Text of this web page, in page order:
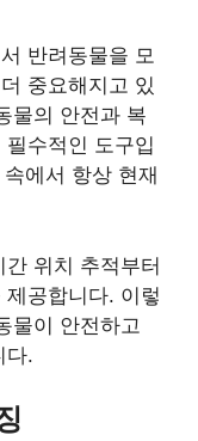
반려동물을 모
중요해지고 있
물의 안전과 복
수적인 도구입
에서 항상 현재
위치 추적부터
공합니다. 이렇
물이 안전하고
다.